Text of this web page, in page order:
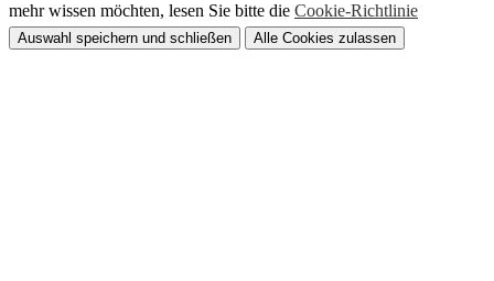
mehr wissen möchten, lesen Sie bitte die Cookie-Richtlinie
Auswahl speichern und schließen Alle Cookies zulassen